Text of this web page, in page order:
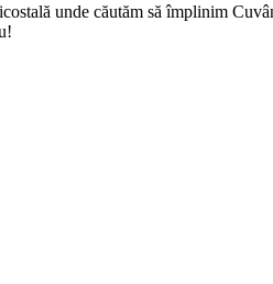
unde căutăm să împlinim